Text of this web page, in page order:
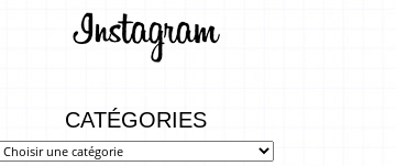
CATÉGORIES